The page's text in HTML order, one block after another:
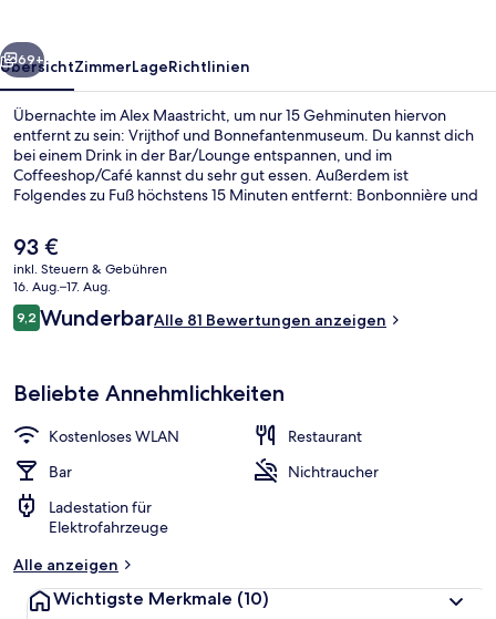
Weiter
69+
ÜbersichtZimmerLageRichtlinien
Übernachte im Alex Maastricht, um nur 15 Gehminuten hiervon
entfernt zu sein: Vrijthof und Bonnefantenmuseum. Du kannst dich
bei einem Drink in der Bar/Lounge entspannen, und im
Coffeeshop/Café kannst du sehr gut essen. Außerdem ist
Folgendes zu Fuß höchstens 15 Minuten entfernt: Bonbonnière und
Der
aktuelle
Preis
beträgt
93 €.
93 €
inkl. Steuern & Gebühren
16. Aug.–17. Aug.
Bewertungen
9,29,2 von 10.
WunderbarAlle 81 Bewertungen anzeigen
Beliebte Annehmlichkeiten
Kostenloses WLAN
Restaurant
Bar
Nichtraucher
Ladestation für
Elektrofahrzeuge
Alle anzeigen
Wichtigste Merkmale (10)